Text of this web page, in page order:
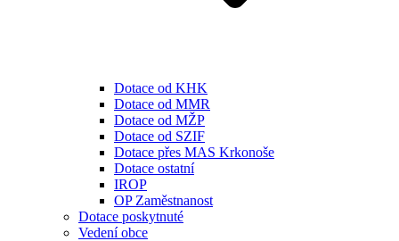
Dotace od KHK
Dotace od MMR
Dotace od MŽP
Dotace od SZIF
Dotace přes MAS Krkonoše
Dotace ostatní
IROP
OP Zaměstnanost
Dotace poskytnuté
Vedení obce